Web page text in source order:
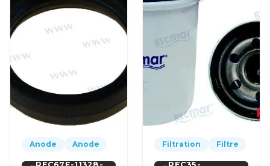
Anode Anode Filtration Filtre